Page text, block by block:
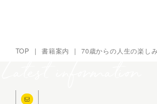
TOP | 書籍案内 | 70歳からの人生の楽し